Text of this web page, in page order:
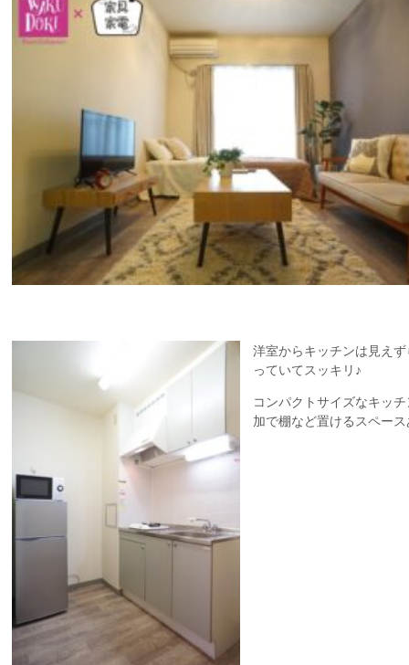
洋室からキッチンは見え
っていてスッキリ♪
コンパクトサイズなキッ
加で棚など置けるスペー